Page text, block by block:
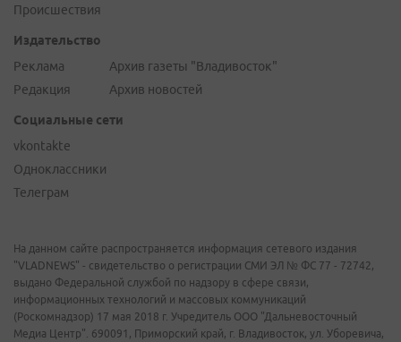
Происшествия
Издательство
Реклама
Редакция
Архив газеты "Владивосток"
Архив новостей
Социальные сети
vkontakte
Одноклассники
Телеграм
На данном сайте распространяется информация сетевого издания
"VLADNEWS" - свидетельство о регистрации СМИ ЭЛ № ФС 77 - 72742,
выдано Федеральной службой по надзору в сфере связи,
информационных технологий и массовых коммуникаций
(Роскомнадзор) 17 мая 2018 г. Учредитель ООО "Дальневосточный
Медиа Центр". 690091, Приморский край, г. Владивосток, ул. Уборевича,